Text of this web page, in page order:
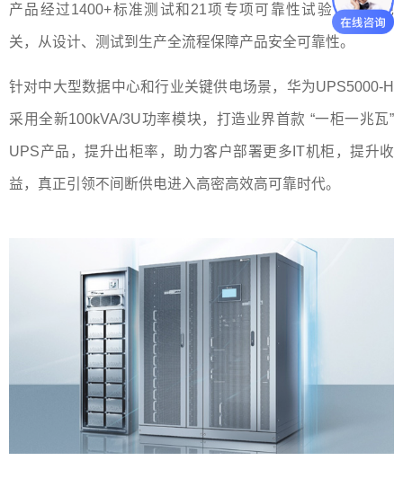
产品经过1400+标准测试和21项专项可靠性试验，层层把
关，从设计、测试到生产全流程保障产品安全可靠性。
针对中大型数据中心和行业关键供电场景， 华为UPS5000-H
采用全新100kVA/3U功率模块，打造业界首款 “一柜一兆瓦”
UPS产品，提升出柜率，助力客户部署更多IT机柜，提升收
益，真正引领不间断供电进入高密高效高可靠时代。